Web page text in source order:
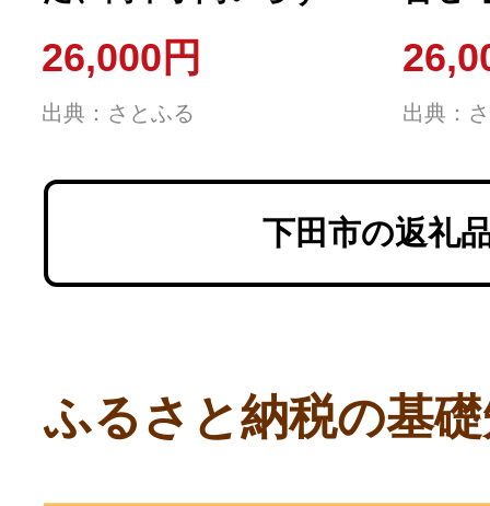
金目鯛豪華定食セット!
26,000円
出典：さとふる 出典：
下田市の返礼
ふるさと納税の基